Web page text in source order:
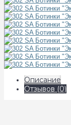
Описание
Отзывов (0)